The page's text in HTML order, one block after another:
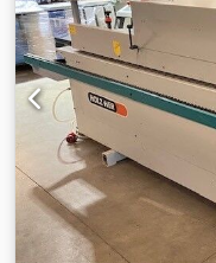
Einlauflineals :
mmEinzelzuführung
GlueJet Pu- Beleimung
Kombiaggregat
zustellbar
JaAggregatenanzeige
Endschalter
Fahreinrichtung : Nein
Schutzhaube : Ja